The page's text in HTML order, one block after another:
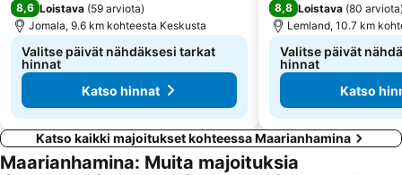
8,6 Loistava (59 arviota)
Jomala, 9.6 km kohteesta Keskusta
Valitse päivät nähdäksesi tarkat
hinnat
Katso hinnat
8,8 Loistava (80 arviota
Lemland, 10.7 km
Valitse päivät
hinnat
Katso
Katso kaikki majoitukset kohteessa Maarianhamina
Maarianhamina: Muita majoituksia